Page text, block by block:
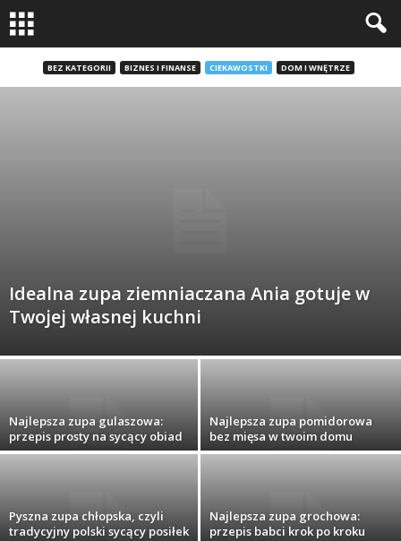
BEZ KATEGORII BIZNES I FINANSE CIEKAWOSTKI DOM I WNĘTRZE
Idealna zupa ziemniaczana Ania gotuje w
Twojej własnej kuchni
Najlepsza zupa gulaszowa:
przepis prosty na sycący obiad
Najlepsza zupa pomidorowa
bez mięsa w twoim domu
Pyszna zupa chłopska, czyli
tradycyjny polski sycący posiłek
Najlepsza zupa grochowa:
przepis babci krok po kroku